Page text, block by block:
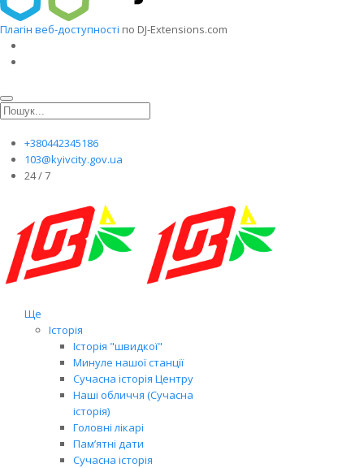
Плагін веб-доступності по DJ-Extensions.com
+380442345186
103@kyivcity.gov.ua
24 / 7
Ще
Історія
Історія "швидкої"
Минуле нашої станції
Сучасна історія Центру
Наші обличчя (Сучасна
історія)
Головні лікарі
Пам’ятні дати
Сучасна історія